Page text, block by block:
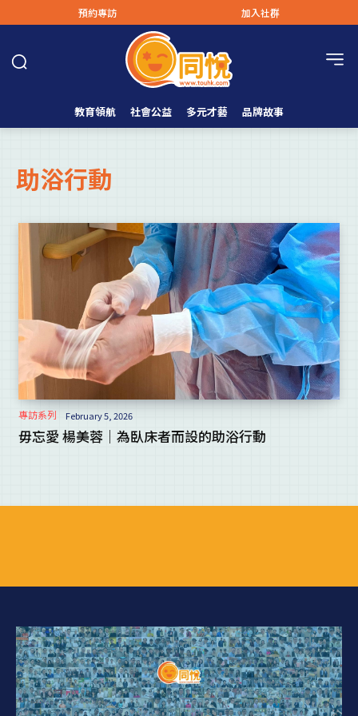
預約專訪 加入社群
教育領航 社會公益 多元才藝 品牌故事
助浴行動
專訪系列 February 5, 2026
毋忘愛 楊美蓉｜為臥床者而設的助浴行動